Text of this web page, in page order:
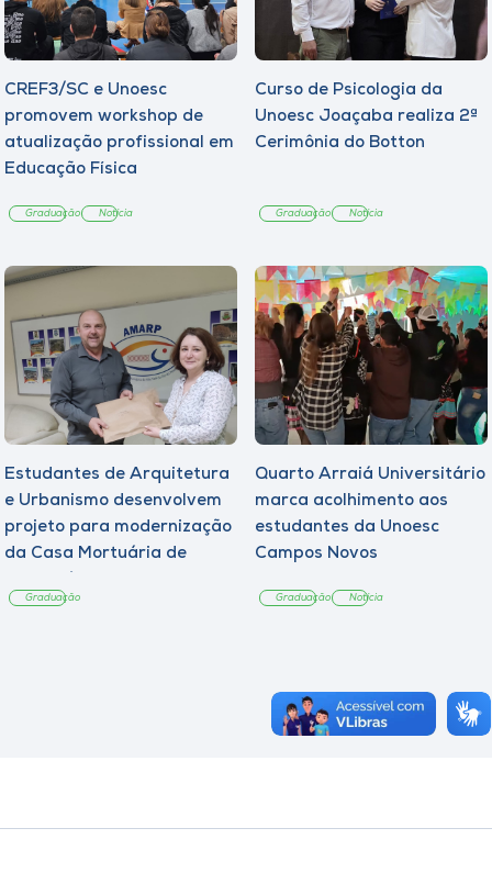
Unoesc
Store
Selecione
o idioma
A+
CREF3/SC e Unoesc
promovem workshop de
atualização profissional em
Educação Física
Graduação Notícia
Curso de Psicologia da
Unoesc Joaçaba realiza 2ª
Cerimônia do Botton
Graduação Notícia
Estudantes de Arquitetura
e Urbanismo desenvolvem
projeto para modernização
da Casa Mortuária de
Graduação
Quarto Arraiá Universitário
marca acolhimento aos
estudantes da Unoesc
Campos Novos
Graduação Notícia